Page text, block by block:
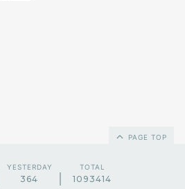
PAGE TOP
YESTERDAY
364
TOTAL
1093414